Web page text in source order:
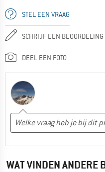
STEL EEN VRAAG
SCHRIJF EEN BEOORDELING
DEEL EEN FOTO
WAT VINDEN ANDERE